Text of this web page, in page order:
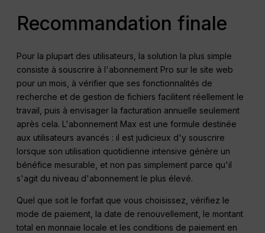
Recommandation finale
Pour la plupart des utilisateurs, la solution la plus simple
consiste à souscrire à l'abonnement Pro sur le site web
pour un mois, à vérifier que ses fonctionnalités de
recherche et de gestion de fichiers facilitent réellement le
travail, puis à envisager la facturation annuelle seulement
après cela. L'abonnement Max est une formule destinée
aux utilisateurs avancés : il est judicieux d'y souscrire
lorsque son utilisation quotidienne intensive génère un
bénéfice mesurable, et non pas simplement parce qu'il
s'agit du niveau d'abonnement le plus élevé.
Quel que soit le forfait que vous choisissez, vérifiez le
mode de paiement, la date de renouvellement, le montant
total en monnaie locale et les conditions de paiement en